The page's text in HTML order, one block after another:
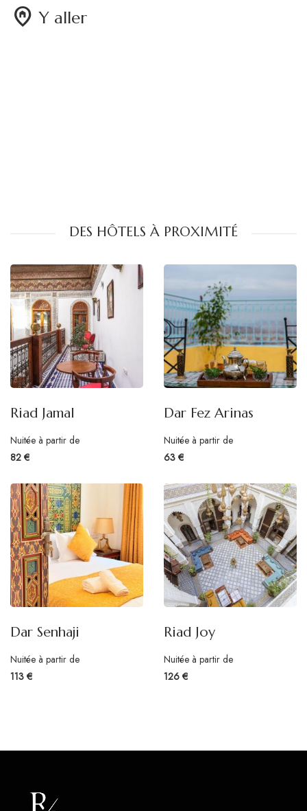
home_pin Y aller
DES HÔTELS À PROXIMITÉ
Riad Jamal
Nuitée à partir de
82 €
Dar Fez Arinas
Nuitée à partir de
63 €
Dar Senhaji
Nuitée à partir de
113 €
Riad Joy
Nuitée à partir de
126 €